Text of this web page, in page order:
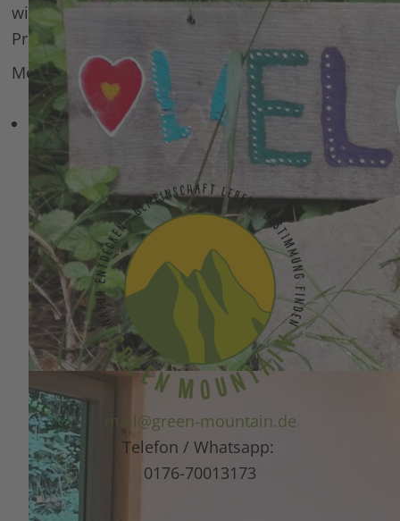
wir unter anderem mit Methoden der initiatischen
Prozessbegleitung und der Wildnispädagogik.
Mehr zu uns und unserer Arbeit unterÜber uns.
mail@green-mountain.de
Telefon / Whatsapp:
0176-70013173